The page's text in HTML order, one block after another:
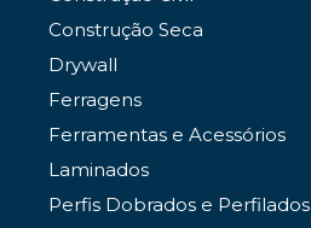
Construção Seca
Drywall
Ferragens
Ferramentas e Acessórios
Laminados
Perfis Dobrados e Perfilados